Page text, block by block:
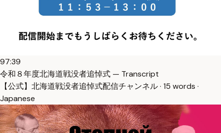
97:39
令和８年度北海道戦没者追悼式 — Transcript
【公式】北海道戦没者追悼式配信チャンネル · 15 words ·
Japanese